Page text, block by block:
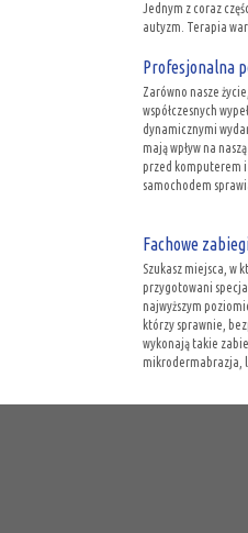
Jednym z coraz
autyzm. Terapia
Profesjonalna
Zarówno nasze
współczesnych
dynamicznymi
mają wpływ na
przed komputerem
samochodem
Fachowe
Szukasz miejsca, w
przygotowani
najwyższym
którzy sprawnie,
wykonają takie
mikrodermabrazja,